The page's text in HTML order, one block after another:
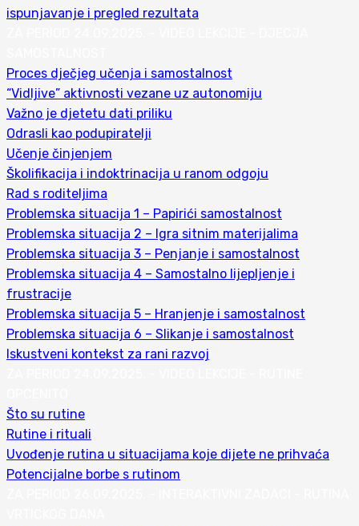
ispunjavanje i pregled rezultata
Proces dječjeg učenja i samostalnost
“Vidljive” aktivnosti vezane uz autonomiju
Važno je djetetu dati priliku
Odrasli kao podupiratelji
Učenje činjenjem
Školifikacija i indoktrinacija u ranom odgoju
Rad s roditeljima
Problemska situacija 1 – Papirići samostalnost
Problemska situacija 2 – Igra sitnim materijalima
Problemska situacija 3 – Penjanje i samostalnost
Problemska situacija 4 – Samostalno lijepljenje i
frustracije
Problemska situacija 5 – Hranjenje i samostalnost
Problemska situacija 6 – Slikanje i samostalnost
Iskustveni kontekst za rani razvoj
Što su rutine
Rutine i rituali
Uvođenje rutina u situacijama koje dijete ne prihvaća
Potencijalne borbe s rutinom